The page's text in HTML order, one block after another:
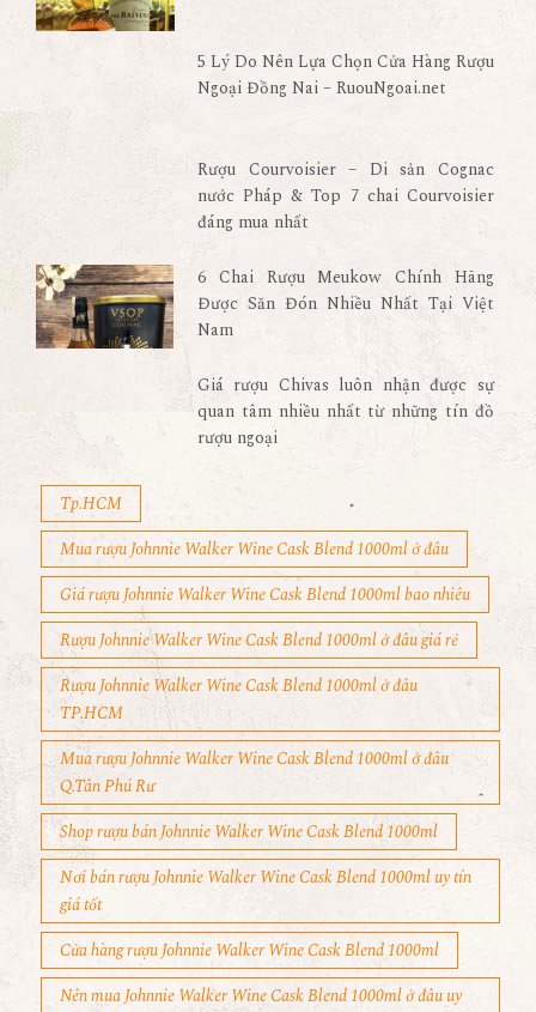
5 Lý Do Nên Lựa Chọn Cửa Hàng Rượu
Ngoại Đồng Nai – RuouNgoai.net
Rượu Courvoisier – Di sản Cognac
nước Pháp & Top 7 chai Courvoisier
đáng mua nhất
6 Chai Rượu Meukow Chính Hãng
Được Săn Đón Nhiều Nhất Tại Việt
Nam
Giá rượu Chivas luôn nhận được sự
quan tâm nhiều nhất từ những tín đồ
rượu ngoại
Tp.HCM
Mua rượu Johnnie Walker Wine Cask Blend 1000ml ở đâu
Giá rượu Johnnie Walker Wine Cask Blend 1000ml bao nhiêu
Rượu Johnnie Walker Wine Cask Blend 1000ml ở đâu giá rẻ
Rượu Johnnie Walker Wine Cask Blend 1000ml ở đâu
TP.HCM
Mua rượu Johnnie Walker Wine Cask Blend 1000ml ở đâu
Q.Tân Phú Rư
Shop rượu bán Johnnie Walker Wine Cask Blend 1000ml
Nơi bán rượu Johnnie Walker Wine Cask Blend 1000ml uy tín
giá tốt
Cửa hàng rượu Johnnie Walker Wine Cask Blend 1000ml
Nên mua Johnnie Walker Wine Cask Blend 1000ml ở đâu uy